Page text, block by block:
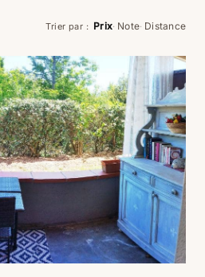
Trier par : Prix· Note· Distance